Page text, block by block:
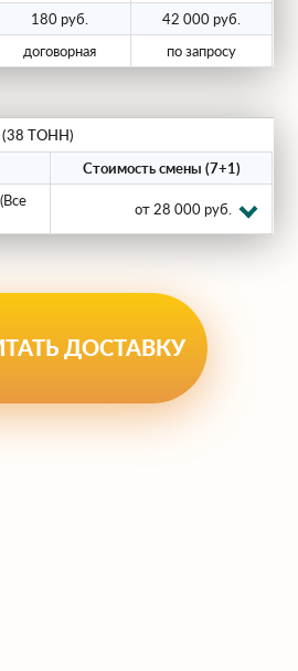
грузов такой массы
Наш логистический
задачу на себя,
маршрут с
дорог.
на негабарите
180 руб.
42 000 руб.
договорная по запросу
ТОНН)
Стоимость смены (7+1)
от 28 000 руб.
ДОСТАВКУ